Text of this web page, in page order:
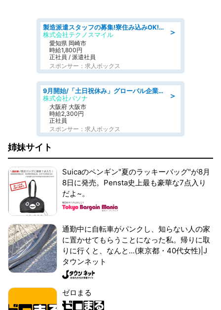
＞
製造派遣スタッフの募集!寮住み込みOK!カーエアコンの検査業務 denso aichi
株式会社テクノスマイル
愛知県 岡崎市
時給1,800円
正社員 / 派遣社員
スポンサー：求人ボックス
＞
9月開始/「土日祝休み」グローバル企業での産業保健のお仕事/保健師/高時給/残業なし/服装自由
株式会社パソナ
大阪府 大阪市
時給2,300円
正社員
スポンサー：求人ボックス
姉妹サイト
Suicaのペンギン"夏のラッキーバッグ"が8月
8日に発売。Pensta史上最も豪華な7点入り
だよ~。
通勤中に自転車がパンクし、知らない人の家
に置かせてもらうことになった私。帰りに取
りに行くと、なんと...(東京都・40代女性)|J
タウンネット
ゼロまる